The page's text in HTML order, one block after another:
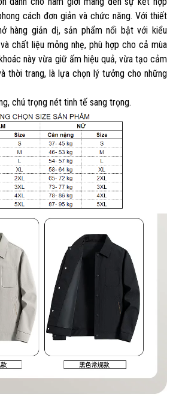
cách đơn giản và chức năng. Với thiết
hàng giản dị, sản phẩm nổi bật với kiểu
chất liệu mỏng nhẹ, phù hợp cho cả mùa
này vừa giữ ấm hiệu quả, vừa tạo cảm
thời trang, là lựa chọn lý tưởng cho những
chú trọng nét tinh tế sang trọng.